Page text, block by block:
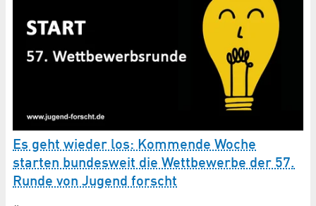
Es geht wieder los: Kommende Woche
starten bundesweit die Wettbewerbe der 57.
Runde von Jugend forscht